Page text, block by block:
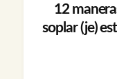
12
soplar (je)